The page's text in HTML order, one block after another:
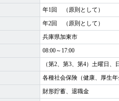
年1回 （原則として）
年2回 （原則として）
兵庫県加東市
08:00～17:00
（第2、第3、第4）土曜日、
各種社会保険（健康、厚生年
財形貯蓄、退職金